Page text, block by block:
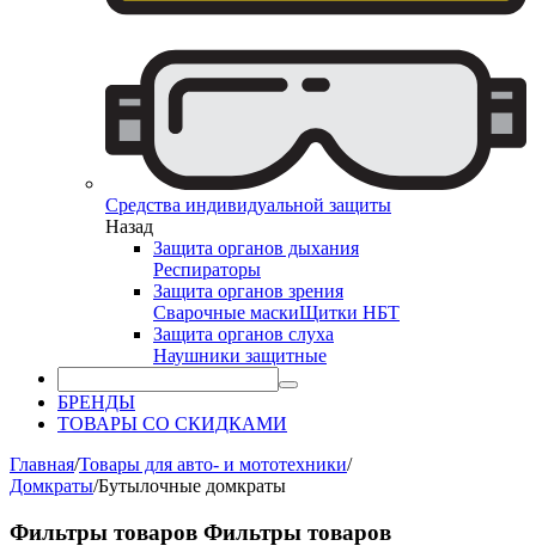
Средства индивидуальной защиты
Назад
Защита органов дыхания
Респираторы
Защита органов зрения
Сварочные маскиЩитки НБТ
Защита органов слуха
Наушники защитные
БРЕНДЫ
ТОВАРЫ СО СКИДКАМИ
Главная/Товары для авто- и мототехники/
Домкраты/Бутылочные домкраты
Фильтры товаров Фильтры товаров